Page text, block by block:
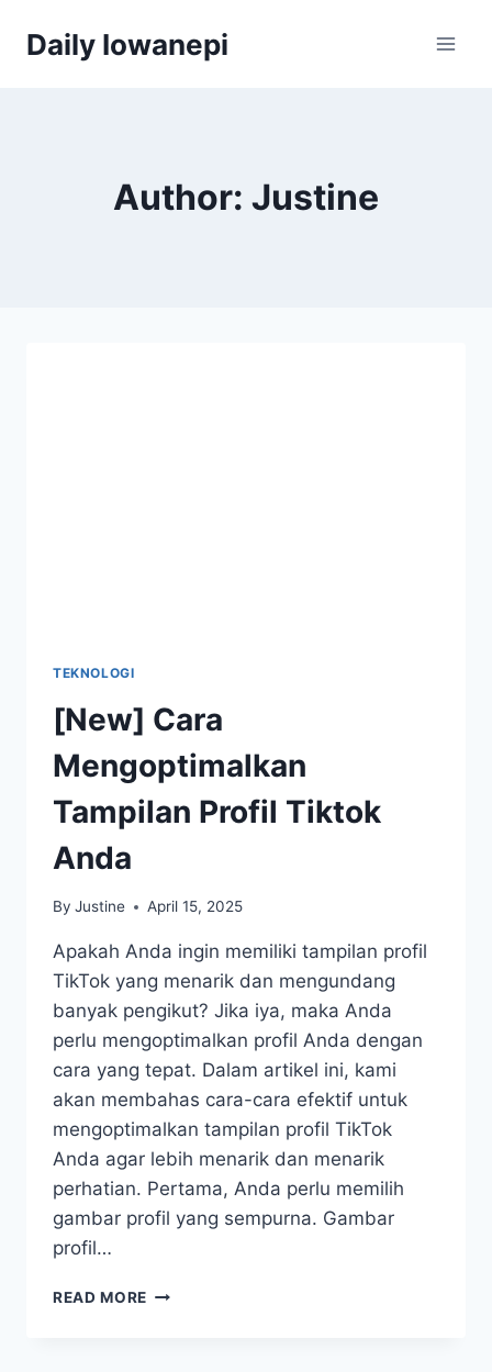
Daily Iowanepi
Author: Justine
TEKNOLOGI
[New] Cara
Mengoptimalkan
Tampilan Profil Tiktok
Anda
By Justine April 15, 2025
Apakah Anda ingin memiliki tampilan profil
TikTok yang menarik dan mengundang
banyak pengikut? Jika iya, maka Anda
perlu mengoptimalkan profil Anda dengan
cara yang tepat. Dalam artikel ini, kami
akan membahas cara-cara efektif untuk
mengoptimalkan tampilan profil TikTok
Anda agar lebih menarik dan menarik
perhatian. Pertama, Anda perlu memilih
gambar profil yang sempurna. Gambar
profil…
READ MORE [NEW]